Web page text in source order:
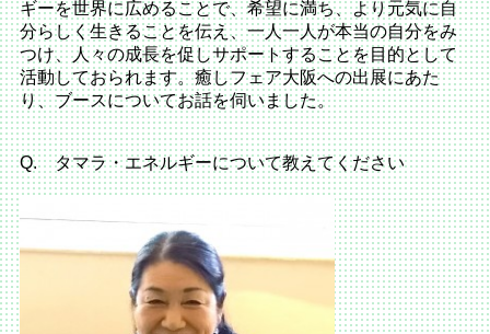
ギーを世界に広めることで、希望に満ち、より元気に自
分らしく生きることを伝え、一人一人が本当の自分をみ
つけ、人々の成長を促しサポートすることを目的として
活動しておられます。癒しフェア大阪への出展にあた
り、ブースについてお話を伺いました。
Q. タマラ・エネルギーについて教えてください